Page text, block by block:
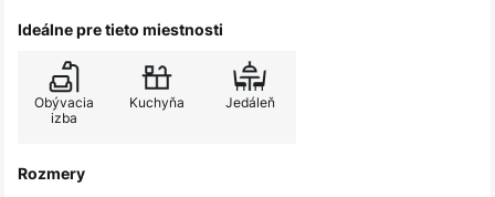
Ideálne pre tieto miestnosti
Obývacia
izba
Kuchyňa Jedáleň
Rozmery